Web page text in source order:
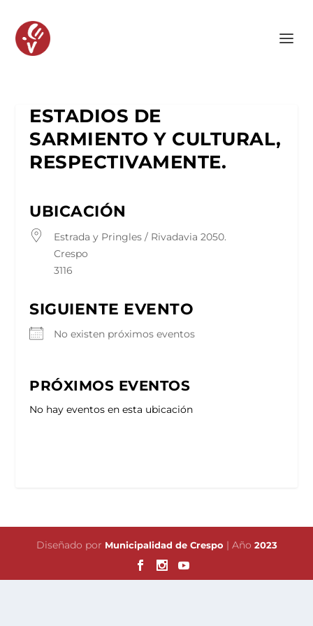
ESTADIOS DE
SARMIENTO Y CULTURAL,
RESPECTIVAMENTE.
UBICACIÓN
Estrada y Pringles / Rivadavia 2050.
Crespo
3116
SIGUIENTE EVENTO
No existen próximos eventos
PRÓXIMOS EVENTOS
No hay eventos en esta ubicación
Diseñado por Municipalidad de Crespo | Año 2023